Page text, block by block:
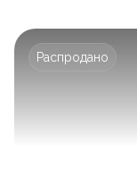
Распродано